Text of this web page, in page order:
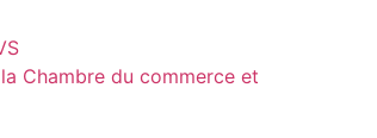
Chambre du commerce et